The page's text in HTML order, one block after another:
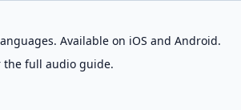
Available on iOS and Android.
the full audio guide.